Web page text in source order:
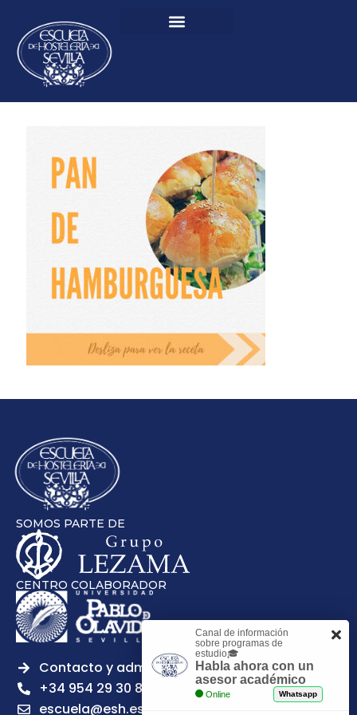
SOMOS PARTE DE
CENTRO COLABORADOR
Contacto y admisiones
+34 954 29 30 81
escuela@esh.es
Canal de información
sobre programas de
estudio🎓
Habla ahora con un
asesor académico
Online Whatsapp